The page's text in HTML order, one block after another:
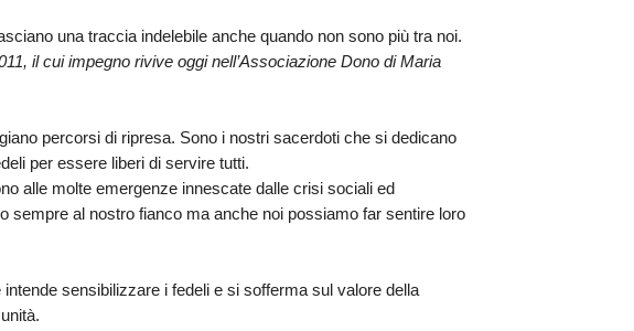
DI DIRITTO DIOCESANO
LAICALI
PRESBITERALI DIOCESANI
ORIUNDI DELLA CHIESA DIOCESANA
EMERITI INTERVENTI
unatraccia indelebile anche quando non sono più tra noi.
il cui impegno rivive oggi nell’Associazione Dono di Maria
percorsi di ripresa. Sono i nostri sacerdoti che si dedicano
per essere liberi di servire tutti.
alle molte emergenze innescate dalle crisi sociali ed
sempre al nostro fianco ma anche noi possiamo far sentire loro
sensibilizzare i fedeli e si sofferma sul valore della